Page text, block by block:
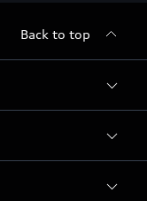
Back to top